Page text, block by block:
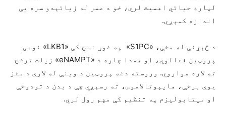
لپاره حیاتي اهمیت لري، خو د عمر له زیاتېدو سره یې
اندازه کمېږي.
د څېړنې له مخې، «S1PC» په غوړ نسج کې «LKB1» نومی
پروټین فعالوي، او همدا چاره د «eNAMPT» زیات ترشح
ته لاره هواروي. وروسته دغه پروټین د وینې له لارې د مغز
یوې برخې، هایپوتالاموس، ته رسېږي چې د بدن د تودوخې
او میتابولیزم په تنظیم کې مهم رول لري.